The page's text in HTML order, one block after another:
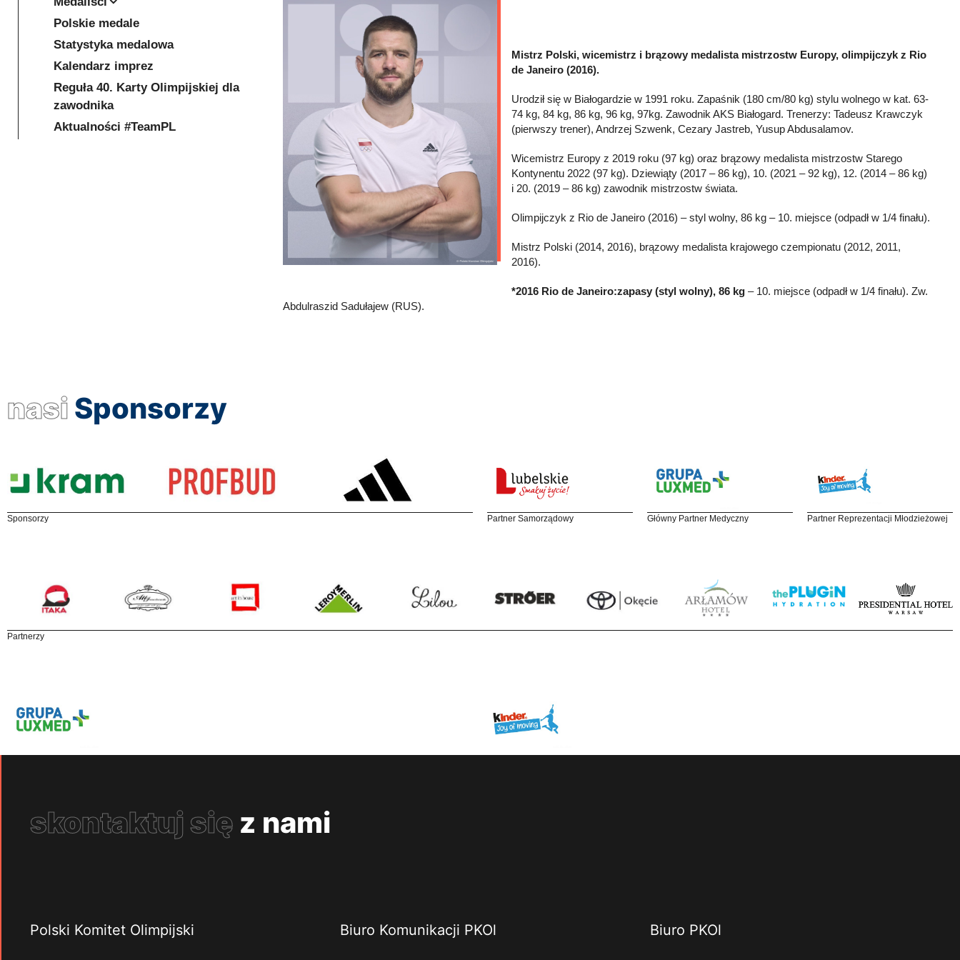
Mistrz Polski, wicemistrz i brązowy medalista mistrzostw Europy, olimpijczyk z Rio
de Janeiro (2016).
Urodził się w Białogardzie w 1991 roku. Zapaśnik (180 cm/80 kg) stylu wolnego w kat. 63-
74 kg, 84 kg, 86 kg, 96 kg, 97kg. Zawodnik AKS Białogard. Trenerzy: Tadeusz Krawczyk
(pierwszy trener), Andrzej Szwenk, Cezary Jastreb, Yusup Abdusalamov.
Wicemistrz Europy z 2019 roku (97 kg) oraz brązowy medalista mistrzostw Starego
Kontynentu 2022 (97 kg). Dziewiąty (2017 – 86 kg), 10. (2021 – 92 kg), 12. (2014 – 86 kg)
i 20. (2019 – 86 kg) zawodnik mistrzostw świata.
Olimpijczyk z Rio de Janeiro (2016) – styl wolny, 86 kg – 10. miejsce (odpadł w 1/4 finału).
Mistrz Polski (2014, 2016), brązowy medalista krajowego czempionatu (2012, 2011,
2016).
*2016 Rio de Janeiro:zapasy (styl wolny), 86 kg – 10. miejsce (odpadł w 1/4 finału). Zw.
Abdulraszid Sadułajew (RUS).
Polskie medale
Statystyka medalowa
Kalendarz imprez
Reguła 40. Karty Olimpijskiej dla
zawodnika
Aktualności #TeamPL
nasi Sponsorzy
Sponsorzy Partner Samorządowy Główny Partner Medyczny Partner Reprezentacji Młodzieżowej
Partnerzy
skontaktuj się z nami
Polski Komitet Olimpijski Biuro Komunikacji PKOl Biuro PKOl